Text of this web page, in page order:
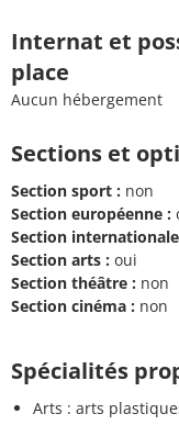
Internat et
place
Aucun hébergement
Sections et
Section sport : non
Section européenne :
Section
Section arts : oui
Section théâtre : non
Section cinéma : non
Spécialités
Arts : arts